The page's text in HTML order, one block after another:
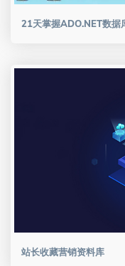
21天掌握ADO.NET数据
站长收藏营销资料库